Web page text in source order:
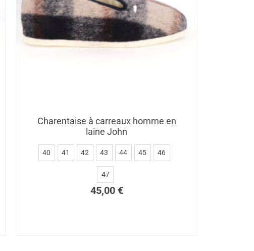
Charentaise à carreaux homme en
laine John
40 41 42 43 44 45 46
47
45,00 €